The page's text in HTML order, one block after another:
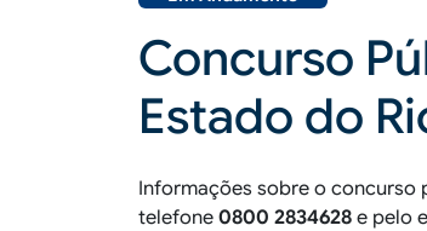
Concurso
Estado do
Informações sobre o concurso
telefone 0800 2834628 e pelo